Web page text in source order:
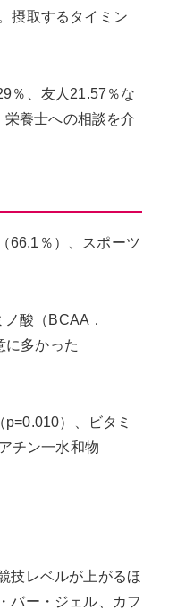
摂取するタイミン
％、友人21.57％な
養士への相談を介
66.1％）、スポーツ
酸（BCAA．
に多かった
）、ビタミ
チン一水和物
技レベルが上がるほ
バー・ジェル、カフ